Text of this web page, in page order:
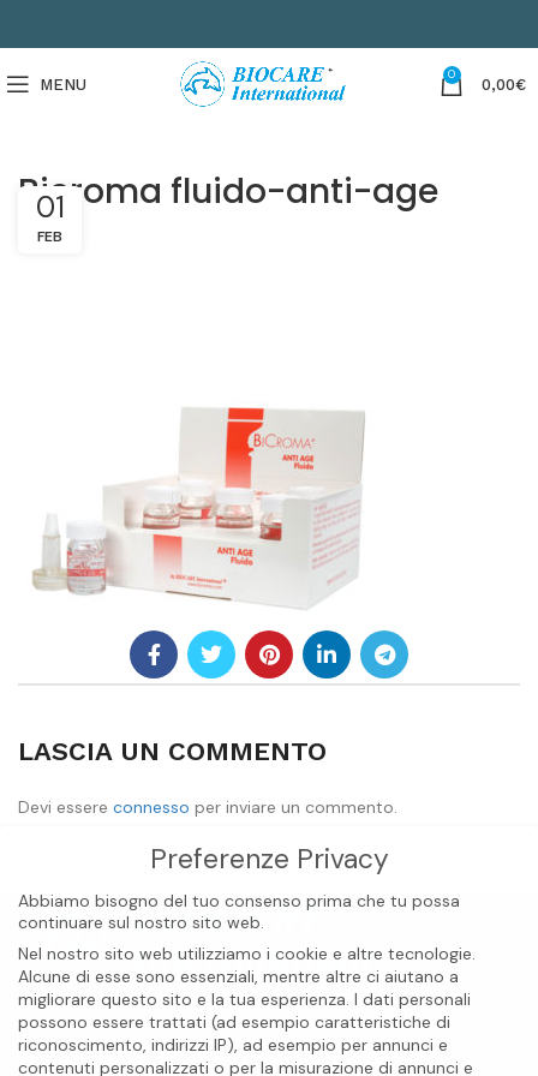
MENU
0
0,00€
Bicroma fluido-anti-age
01
FEB
LASCIA UN COMMENTO
Devi essere connesso per inviare un commento.
Preferenze Privacy
Abbiamo bisogno del tuo consenso prima che tu possa
continuare sul nostro sito web.
Nel nostro sito web utilizziamo i cookie e altre tecnologie.
Alcune di esse sono essenziali, mentre altre ci aiutano a
migliorare questo sito e la tua esperienza. I dati personali
possono essere trattati (ad esempio caratteristiche di
riconoscimento, indirizzi IP), ad esempio per annunci e
contenuti personalizzati o per la misurazione di annunci e